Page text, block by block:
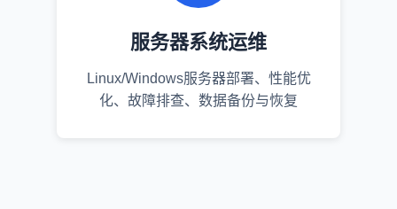
服务器系统运维
Linux/Windows服务器部署、性能优
化、故障排查、数据备份与恢复